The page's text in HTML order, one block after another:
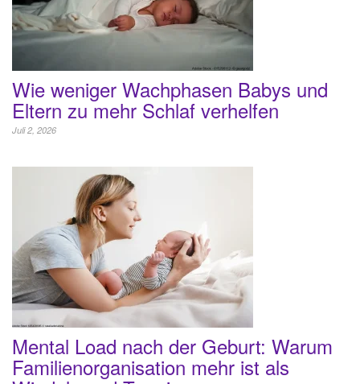
Wie weniger Wachphasen Babys und
Eltern zu mehr Schlaf verhelfen
Juli 2, 2026
Mental Load nach der Geburt: Warum
Familienorganisation mehr ist als